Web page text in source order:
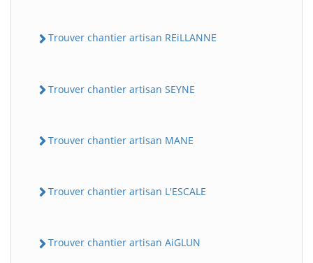
Trouver chantier artisan REiLLANNE
Trouver chantier artisan SEYNE
Trouver chantier artisan MANE
Trouver chantier artisan L'ESCALE
Trouver chantier artisan AiGLUN